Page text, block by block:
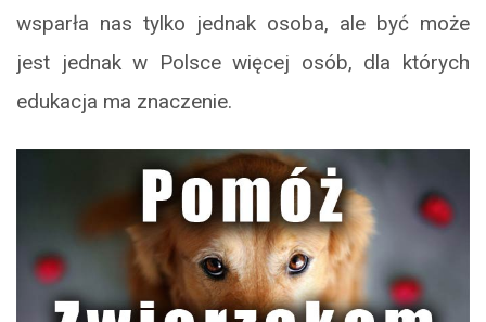
wsparła nas tylko jednak osoba, ale być może
jest jednak w Polsce więcej osób, dla których
edukacja ma znaczenie.